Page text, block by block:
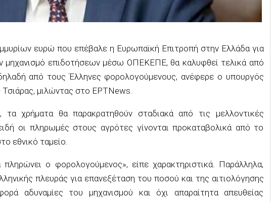
ευρώ που επέβαλε η Ευρωπαϊκή Επιτροπή στην Ελλάδα για
μηχανισμό επιδοτήσεων μέσω ΟΠΕΚΕΠΕ, θα καλυφθεί τελικά από
από τους Έλληνες φορολογούμενους, ανέφερε ο υπουργός
μιλώντας στο ΕΡΤNews.
χρήματα θα παρακρατηθούν σταδιακά από τις μελλοντικές
οι πληρωμές στους αγρότες γίνονται προκαταβολικά από το
εθνικό ταμείο.
πληρώνει ο φορολογούμενος», είπε χαρακτηριστικά. Παράλληλα,
πλευράς για επανεξέταση του ποσού και της αιτιολόγησης
αδυναμίες του μηχανισμού και όχι απαραίτητα απευθείας